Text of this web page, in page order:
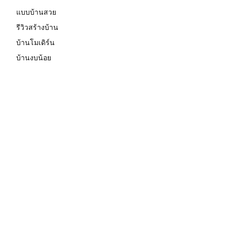
แบบบ้านสวย
รีวิวสร้างบ้าน
บ้านโมเดิร์น
บ้านงบน้อย